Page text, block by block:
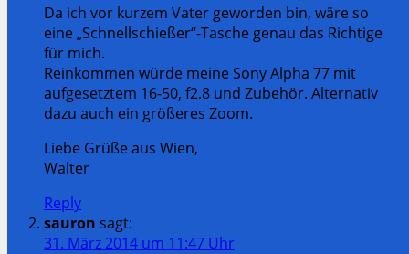
Da ich vor kurzem Vater geworden bin, wäre so
eine „Schnellschießer“-Tasche genau das Richtige
für mich.
Reinkommen würde meine Sony Alpha 77 mit
aufgesetztem 16-50, f2.8 und Zubehör. Alternativ
dazu auch ein größeres Zoom.
Liebe Grüße aus Wien,
Walter
Reply
sauron sagt:
31. März 2014 um 11:47 Uhr